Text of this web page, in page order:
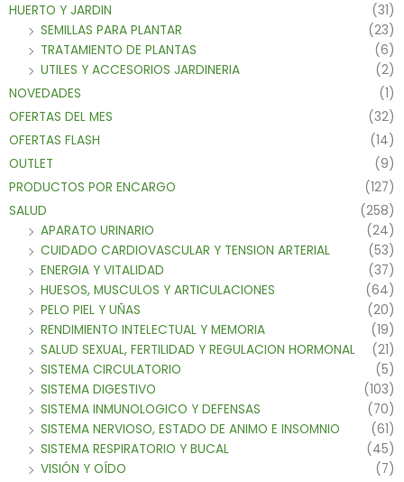
HUERTO Y JARDIN
(31)
SEMILLAS PARA PLANTAR
(23)
TRATAMIENTO DE PLANTAS
(6)
UTILES Y ACCESORIOS JARDINERIA
(2)
NOVEDADES
(1)
OFERTAS DEL MES
(32)
OFERTAS FLASH
(14)
OUTLET
(9)
PRODUCTOS POR ENCARGO
(127)
SALUD
(258)
APARATO URINARIO
(24)
CUIDADO CARDIOVASCULAR Y TENSION ARTERIAL
(53)
ENERGIA Y VITALIDAD
(37)
HUESOS, MUSCULOS Y ARTICULACIONES
(64)
PELO PIEL Y UÑAS
(20)
RENDIMIENTO INTELECTUAL Y MEMORIA
(19)
SALUD SEXUAL, FERTILIDAD Y REGULACION HORMONAL
(21)
SISTEMA CIRCULATORIO
(5)
SISTEMA DIGESTIVO
(103)
SISTEMA INMUNOLOGICO Y DEFENSAS
(70)
SISTEMA NERVIOSO, ESTADO DE ANIMO E INSOMNIO
(61)
SISTEMA RESPIRATORIO Y BUCAL
(45)
VISIÓN Y OÍDO
(7)